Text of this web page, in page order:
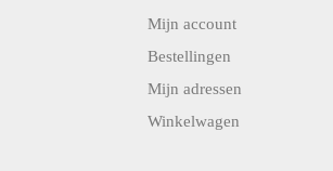
Mijn account
Bestellingen
Mijn adressen
Winkelwagen